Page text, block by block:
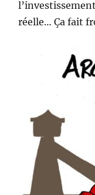
réelle… Ça fait